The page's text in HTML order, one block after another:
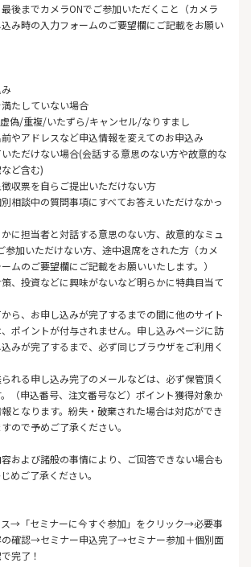
後までカメラONでご参加いただくこと（カメラ
み時の入力フォームのご要望欄にご記載をお願い
たしていない場合
偽/重複/いたずら/キャンセル/なりすまし
やアドレスなど申込情報を変えてのお申込み
ただけない場合(会話する意思のない方や故意的な
ど含む)
収票を自らご提出いただけない方
相談中の質問事項にすべてお答えいただけなかっ
に担当者と対話する意思のない方、故意的なミュ
参加いただけない方、途中退席をされた方（カメ
ムのご要望欄にご記載をお願いいたします。）
、投資などに興味がないなど明らかに特典目当て
ら、お申し込みが完了するまでの間に他のサイト
ポイントが付与されません。申し込みページに訪
みが完了するまで、必ず同じブラウザをご利用く
れる申し込み完了のメールなどは、必ず保管頂く
（申込番号、注文番号など）ポイント獲得対象か
となります。紛失・破棄された場合は対応ができ
ので予めご了承ください。
および諸般の事情により、ご回答できない場合も
めご了承ください。
ス→「セミナーに今すぐ参加」をクリック→必要事
確認→セミナー申込完了→セミナー参加＋個別面
完了！